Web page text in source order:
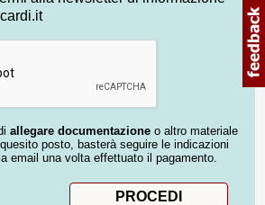
allegare documentazione o altro materiale
posto, basterà seguire le indicazioni
email una volta effettuato il pagamento.